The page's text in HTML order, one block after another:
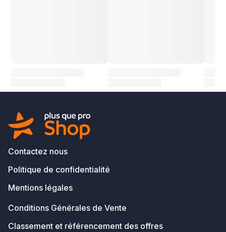
Contactez nous
Politique de confidentialité
Mentions légales
Conditions Générales de Vente
Classement et référencement des offres